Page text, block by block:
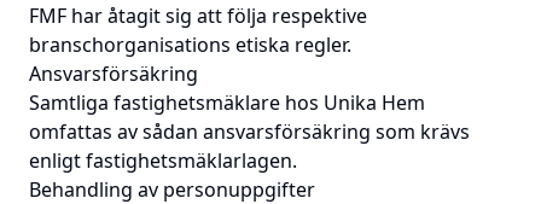
FMF har åtagit sig att följa respektive
branschorganisations etiska regler.
Ansvarsförsäkring
Samtliga fastighetsmäklare hos Unika Hem
omfattas av sådan ansvarsförsäkring som krävs
enligt fastighetsmäklarlagen.
Behandling av personuppgifter